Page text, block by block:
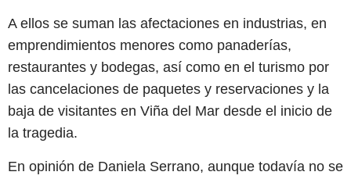
A ellos se suman las afectaciones en industrias, en
emprendimientos menores como panaderías,
restaurantes y bodegas, así como en el turismo por
las cancelaciones de paquetes y reservaciones y la
baja de visitantes en Viña del Mar desde el inicio de
la tragedia.
En opinión de Daniela Serrano, aunque todavía no se